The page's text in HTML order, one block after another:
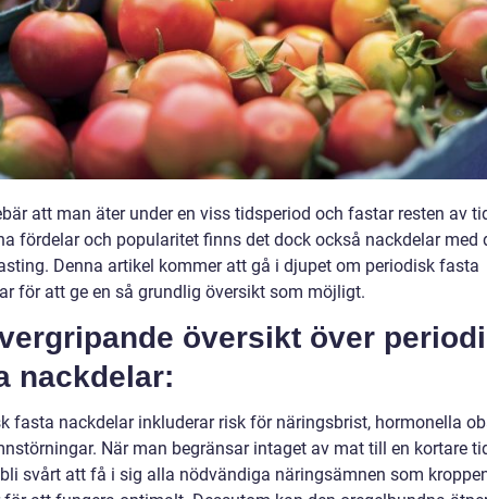
att man äter under en viss tidsperiod och fastar resten av
fördelar och popularitet finns det dock också nackdelar med
Denna artikel kommer att gå i djupet om periodisk fasta
för att ge en så grundlig översikt som möjligt.
översikt över
nackdelar:
fasta nackdelar inkluderar risk för näringsbrist, hormonella
När man begränsar intaget av mat till en kortare
svårt att få i sig alla nödvändiga näringsämnen som